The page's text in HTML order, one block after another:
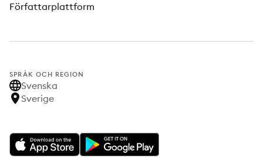
Författarplattform
SPRÅK OCH REGION
Svenska
Sverige